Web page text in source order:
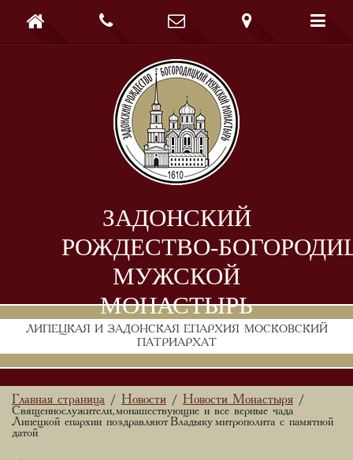
ЗАДОНСКИЙ
РОЖДЕСТВО-
МУЖСКОЙ
МОНАСТЫРЬ
ЛИПЕЦКАЯ И ЗАДОНСКАЯ ЕПАРХИЯ МОСКОВСКИЙ
ПАТРИАРХАТ
    
Главная страница / Новости / Новости Монастыря /
Священнослужители, монашествующие и все верные чада
Липецкой епархии поздравляют Владыку митрополита с памятной
датой